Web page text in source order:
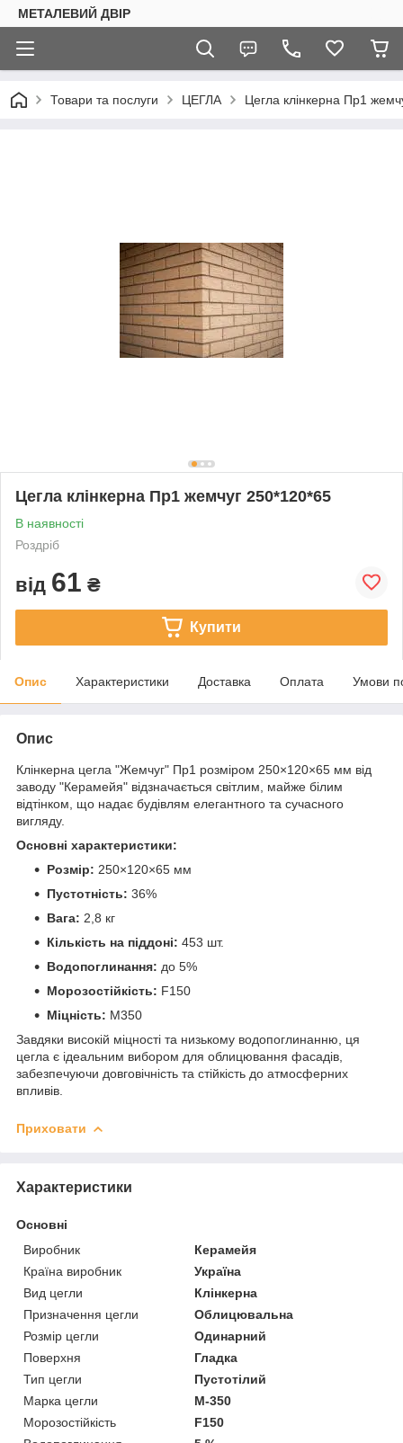
МЕТАЛЕВИЙ ДВІР
Товари та послуги ЦЕГЛА Цегла клінкерна Пр1
Цегла клінкерна Пр1 жемчуг 250*120*65
В наявності
Роздріб
від 61 ₴
Купити
Опис Характеристики Доставка Оплата Умови
Опис
Клінкерна цегла "Жемчуг" Пр1 розміром 250×120×65 мм від
заводу "Керамейя" відзначається світлим, майже білим
відтінком, що надає будівлям елегантного та сучасного
вигляду.
Основні характеристики:
Розмір: 250×120×65 мм
Пустотність: 36%
Вага: 2,8 кг
Кількість на піддоні: 453 шт.
Водопоглинання: до 5%
Морозостійкість: F150
Міцність: М350
Завдяки високій міцності та низькому водопоглинанню, ця
цегла є ідеальним вибором для облицювання фасадів,
забезпечуючи довговічність та стійкість до атмосферних
впливів.
Приховати
Характеристики
Основні
Виробник
Керамейя
Країна виробник
Україна
Вид цегли
Клінкерна
Призначення цегли
Облицювальна
Розмір цегли
Одинарний
Поверхня
Гладка
Тип цегли
Пустотілий
Марка цегли
М-350
Морозостійкість
F150